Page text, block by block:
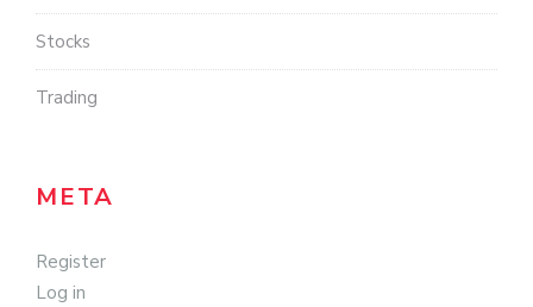
Stocks
Trading
META
Register
Log in